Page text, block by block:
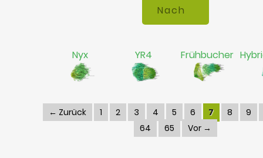
Nyx YR4 Frühbucher
← Zurück 1 2 3 4 5 6 7 8
9
64
65 Vor →